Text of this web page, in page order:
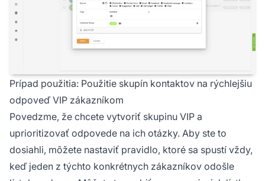
Prípad použitia: Použitie skupín kontaktov na rýchlejšiu
odpoveď VIP zákazníkom
Povedzme, že chcete vytvoriť skupinu VIP a
uprioritizovať odpovede na ich otázky. Aby ste to
dosiahli, môžete nastaviť pravidlo, ktoré sa spustí vždy,
keď jeden z týchto konkrétnych zákazníkov odošle